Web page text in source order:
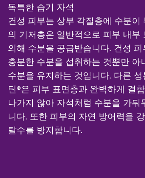
독특한 습기 자석
건성 피부는 상부 각질층에 수분이
의 기저층은 일반적으로 피부 내부
의해 수분을 공급받습니다. 건성
충분한 수분을 섭취하는 것뿐만 아
수분을 유지하는 것입니다. 다른
틴®은 피부 표면층과 완벽하게 결
나가지 않아 자석처럼 수분을 가둬
니다. 또한 피부의 자연 방어력을
탈수를 방지합니다.